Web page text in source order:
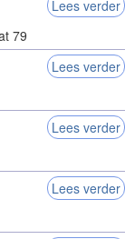
Lees verder
79
Lees verder
Lees verder
Lees verder